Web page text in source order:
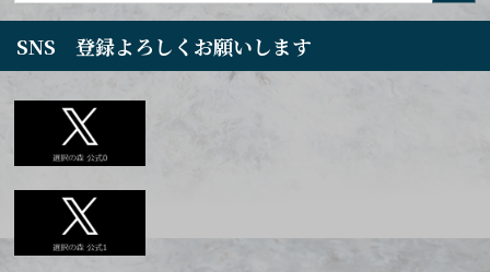
SNS 登録よろしくお願いします